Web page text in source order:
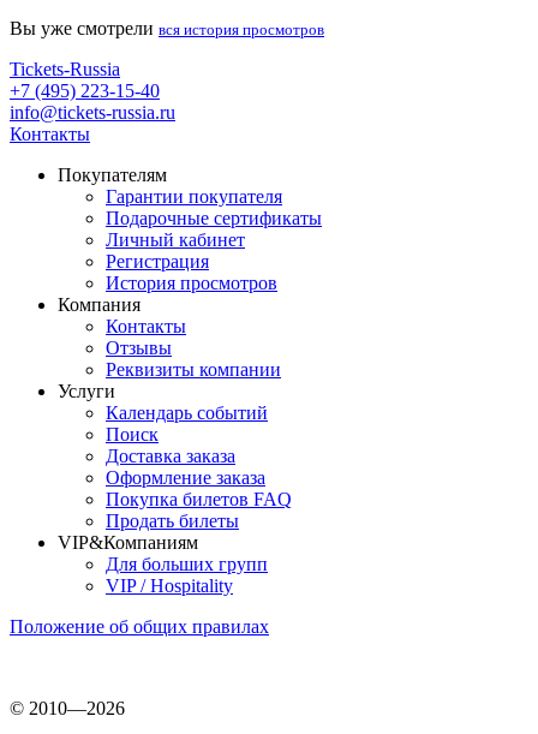
Вы уже смотрели вся история просмотров
Tickets-Russia
+7 (495) 223-15-40
info@tickets-russia.ru
Контакты
Покупателям
Гарантии покупателя
Подарочные сертификаты
Личный кабинет
Регистрация
История просмотров
Компания
Контакты
Отзывы
Реквизиты компании
Услуги
Календарь событий
Поиск
Доставка заказа
Оформление заказа
Покупка билетов FAQ
Продать билеты
VIP&Компаниям
Для больших групп
VIP / Hospitality
Положение об общих правилах
© 2010—2026